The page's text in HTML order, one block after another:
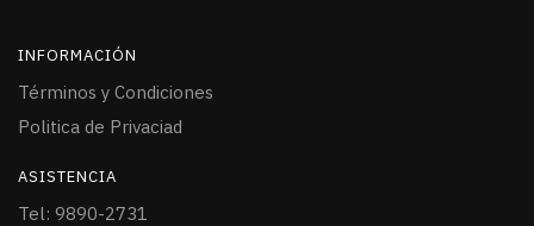
INFORMACIÓN
Términos y Condiciones
Politica de Privaciad
ASISTENCIA
Tel: 9890-2731